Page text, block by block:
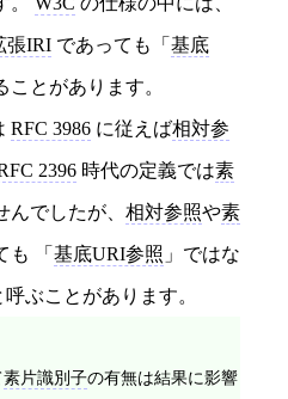
張IRI であっても「 基底
ことがあります。
RFC 3986 に従えば相対参
2396 時代の定義では素
んでしたが、 相対参照や素
も 「 基底URI参照 」ではな
呼ぶことがあります。
素片識別子の有無は結果に影響